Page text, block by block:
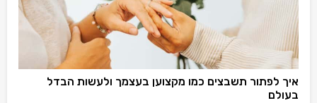
איך לפתור תשבצים כמו מקצוען בעצמך ולעשות הבדל
בעולם